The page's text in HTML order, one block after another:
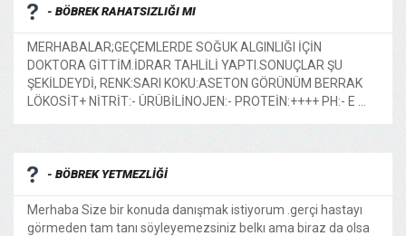
- BÖBREK RAHATSIZLIĞI MI
MERHABALAR;GEÇEMLERDE SOĞUK ALGINLIĞI İÇİN
DOKTORA GİTTİM.İDRAR TAHLİLİ YAPTI.SONUÇLAR ŞU
ŞEKİLDEYDİ, RENK:SARI KOKU:ASETON GÖRÜNÜM BERRAK
LÖKOSİT+ NİTRİT:- ÜRÜBİLİNOJEN:- PROTEİN:++++ PH:- E ...
- BÖBREK YETMEZLİĞİ
Merhaba Size bir konuda danışmak istiyorum .gerçi hastayı
görmeden tam tanı söyleyemezsiniz belkı ama biraz da olsa